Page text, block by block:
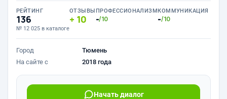
РЕЙТИНГ
136
№ 12 025 в каталоге
ОТЗЫВЫ
10
ПРОФЕССИОНАЛИЗМ
-/10
КОММУНИКАЦИЯ
-/10
Город
Тюмень
На сайте с
2018 года
Начать диалог